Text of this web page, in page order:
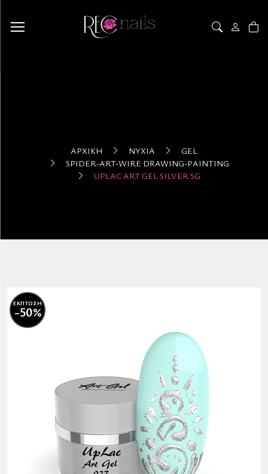
ΑΡΧΙΚΉ ΝΎΧΙΑ
GEL
SPIDER-ART-WIRE DRAWING-PAINTING
UPLAC ART GEL SILVER 5G
ΕΚΠΤΩΣΗ
-50%